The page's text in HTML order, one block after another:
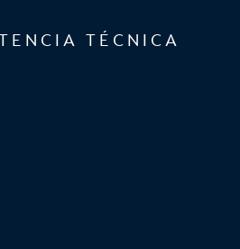
TÉCNICA